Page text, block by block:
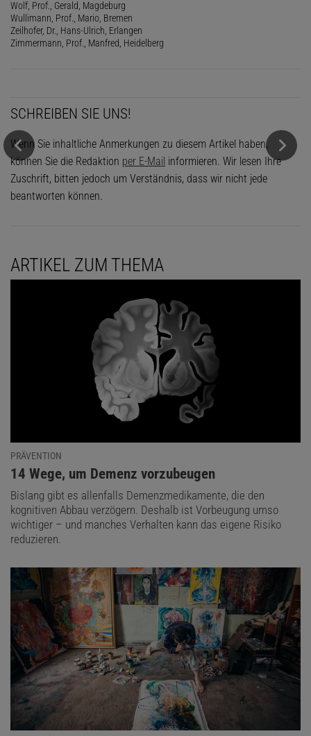
Wolf, Prof., Gerald, Magdeburg
Wullimann, Prof., Mario, Bremen
Zeilhofer, Dr., Hans-Ulrich, Erlangen
Zimmermann, Prof., Manfred, Heidelberg
SCHREIBEN SIE UNS!
Wenn Sie inhaltliche Anmerkungen zu diesem Artikel haben,
können Sie die Redaktion per E-Mail informieren. Wir lesen Ihre
Zuschrift, bitten jedoch um Verständnis, dass wir nicht jede
beantworten können.
ARTIKEL ZUM THEMA
PRÄVENTION
:
14 Wege, um Demenz vorzubeugen
Bislang gibt es allenfalls Demenzmedikamente, die den
kognitiven Abbau verzögern. Deshalb ist Vorbeugung umso
wichtiger – und manches Verhalten kann das eigene Risiko
reduzieren.